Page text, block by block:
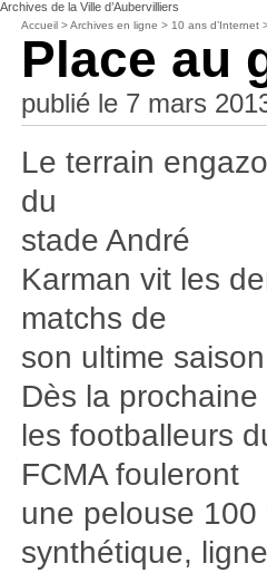
Archives de la Ville d’Aubervilliers
Accueil >Archives en ligne > 10 ans d’Internet
Place au
publié le 7 mars
Le terrain
du
stade André
Karman vit les
matchs de
son ultime
Dès la prochaine
les footballeurs
FCMA fouleront
une pelouse 100
synthétique,